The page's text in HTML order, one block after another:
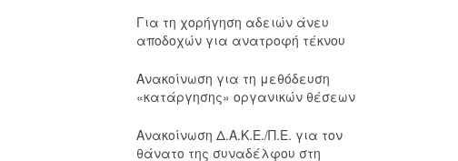
Για τη χορήγηση αδειών άνευ
αποδοχών για ανατροφή τέκνου
Ανακοίνωση για τη μεθόδευση
«κατάργησης» οργανικών θέσεων
Ανακοίνωση Δ.Α.Κ.Ε./Π.Ε. για τον
θάνατο της συναδέλφου στη